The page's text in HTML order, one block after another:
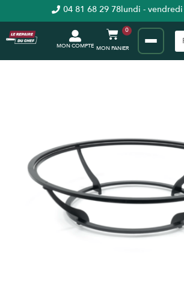
04 81 68 29 78lundi - vendredi
MON COMPTE
0